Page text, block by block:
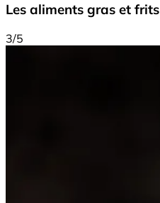
Les aliments gras et frits
3/5